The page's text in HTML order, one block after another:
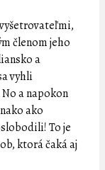
členom jeho
a
vyhli
a napokon
ako
To je
ktorá čaká aj